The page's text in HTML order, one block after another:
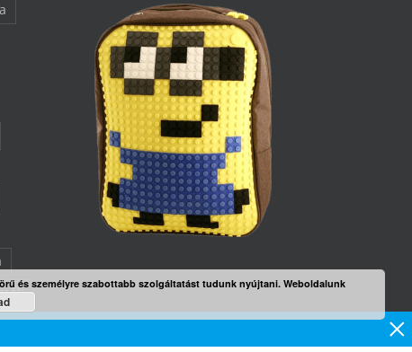
×
és személyre szabottabb szolgáltatást tudunk nyújtani. Weboldalunk